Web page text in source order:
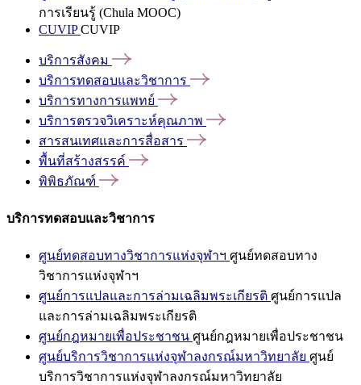
การเรียนรู้ (Chula MOOC)
CUVIPCUVIP
บริการสังคม
บริการทดสอบและวิชาการ
บริการทางการแพทย์
บริการตรวจวิเคราะห์คุณภาพ
สารสนเทศและการสื่อสาร
พื้นที่สร้างสรรค์
พิพิธภัณฑ์
บริการทดสอบและวิชาการ
ศูนย์ทดสอบทางวิชาการแห่งจุฬาฯ ศูนย์ทดสอบทาง
วิชาการแห่งจุฬาฯ
ศูนย์การแปลและการล่ามเฉลิมพระเกียรติ ศูนย์การแปล
และการล่ามเฉลิมพระเกียรติ
ศูนย์กฎหมายเพื่อประชาชน ศูนย์กฎหมายเพื่อประชาชน
ศูนย์บริการวิชาการแห่งจุฬาลงกรณ์มหาวิทยาลัย ศูนย์
บริการวิชาการแห่งจุฬาลงกรณ์มหาวิทยาลัย